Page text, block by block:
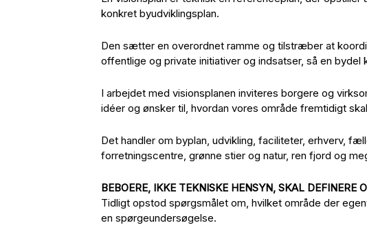
konkret byudviklingsplan.
Den sætter en overordnet ramme og tilstræber at
offentlige og private initiativer og indsatser, så en bydel
I arbejdet med visionsplanen inviteres borgere og
idéer og ønsker til, hvordan vores område fremtidigt
Det handler om byplan, udvikling, faciliteter, erhverv,
forretningscentre, grønne stier og natur, ren fjord og
BEBOERE, IKKE TEKNISKE HENSYN, SKAL DEFINERE
Tidligt opstod spørgsmålet om, hvilket område der
en spørgeundersøgelse.